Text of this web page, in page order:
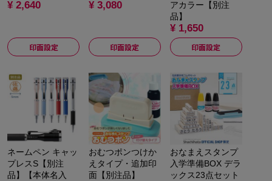
¥ 2,640
印面設定
¥ 3,080
印面設定
アカラー【別注
品】
¥ 1,650
印面設定
ネームペン キャッ
プレスS【別注
品】【本体名入
おむつポンつけか
えタイプ・追加印
面【別注品】
おなまえスタンプ
入学準備BOX デラ
ックス23点セット